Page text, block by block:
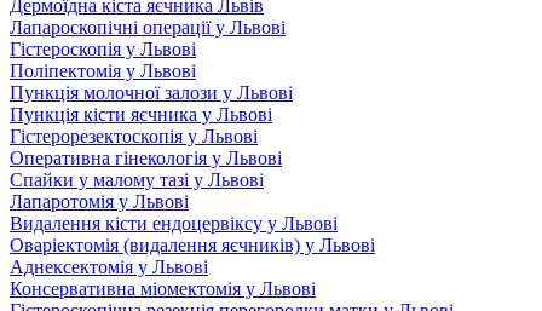
Дермоїдна кіста яєчника Львів
Лапароскопічні операції у Львові
Гістероскопія у Львові
Поліпектомія у Львові
Пункція молочної залози у Львові
Пункція кісти яєчника у Львові
Гістерорезектоскопія у Львові
Оперативна гінекологія у Львові
Спайки у малому тазі у Львові
Лапаротомія у Львові
Видалення кісти ендоцервіксу у Львові
Оваріектомія (видалення яєчників) у Львові
Аднексектомія у Львові
Консервативна міомектомія у Львові